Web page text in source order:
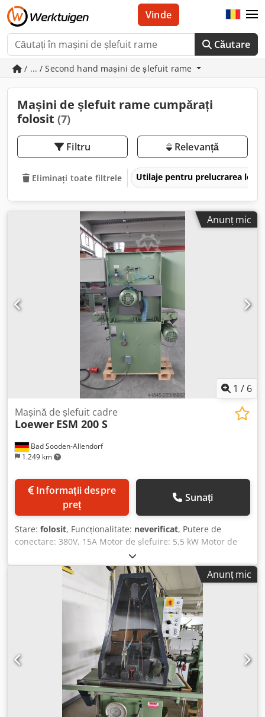
Căutare
Vinde
/ ... / Second hand mașini de șlefuit rame
Mașini de șlefuit rame cumpărați
folosit (7)
Filtru Relevanță
Eliminați toate filtrele Utilaje pentru prelucrarea
Anunț mic
1 / 6
Bad Sooden-Allendorf
1.249 km
Mașină de șlefuit cadre
Loewer ESM 200 S
preț
Sunați
Stare: folosit, Funcționalitate: neverificat, Putere de
conectare: 380V, 15A Motor de șlefuire: 5,5 kW Motor de
avans: 0,37 kW Lățimea benzii abrazive: 200 mm Crsdpfx
Aeznv Uwsm Asf Lungimea benzii abrazive: 1800 mm
Conexiune pneumatică: 6 bar Viteze de avans: 6 / 11 / 16
m/min Ajustare electrică a înălțimii mesei Suflare cu aer a
benzii Conexiune pentru sistem de aspirare: 140 mm
Anunț mic